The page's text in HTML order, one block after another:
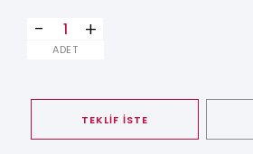
+
-
ADET
TEKLİF İSTE